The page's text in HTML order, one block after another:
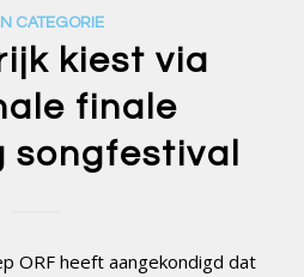
CATEGORIE
kiest via
finale
songfestival
ORF heeft aangekondigd dat